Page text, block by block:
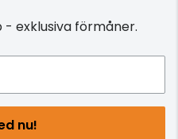
- exklusiva förmåner.
nu!